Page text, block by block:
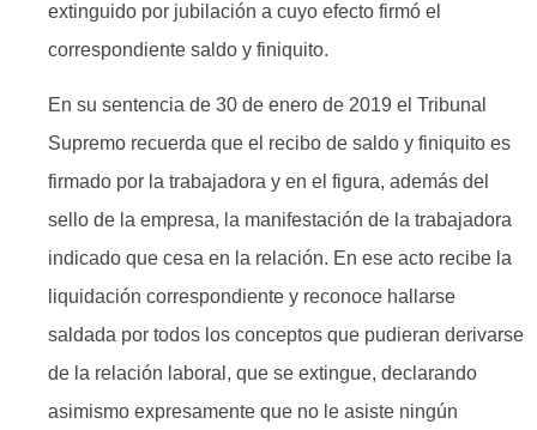
extinguido por jubilación a cuyo efecto firmó el
correspondiente saldo y finiquito.
En su sentencia de 30 de enero de 2019 el Tribunal
Supremo recuerda que el recibo de saldo y finiquito es
firmado por la trabajadora y en el figura, además del
sello de la empresa, ​​la manifestación de la trabajadora
indicado que cesa en la relación. En ese acto recibe la
liquidación correspondiente y reconoce hallarse
saldada por todos los conceptos que pudieran derivarse
de la relación laboral, que se extingue, declarando
asimismo expresamente que no le asiste ningún